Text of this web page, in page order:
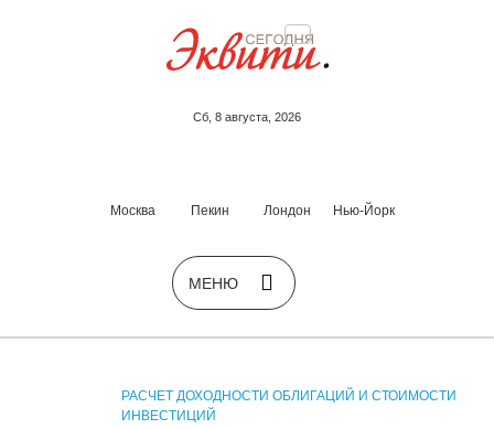
Сб, 8 августа, 2026
Москва Пекин Лондон Нью-Йорк
РАСЧЕТ ДОХОДНОСТИ ОБЛИГАЦИЙ И СТОИМОСТИ
ИНВЕСТИЦИЙ